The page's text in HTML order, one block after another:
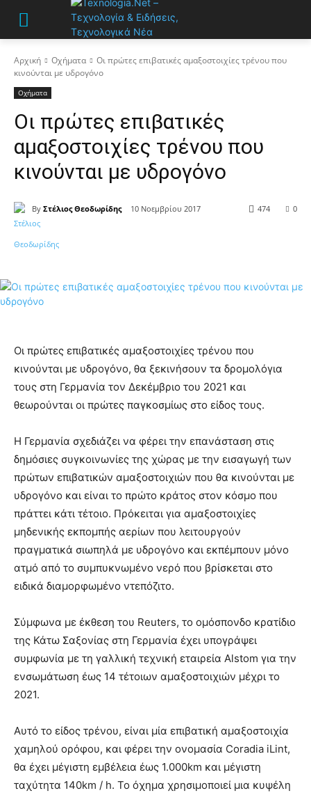
Αρχική Οχήματα
Οι πρώτες επιβατικές αμαξοστοιχίες τρένου που
κινούνται με υδρογόνο
Οχήματα
Οι πρώτες επιβατικές
αμαξοστοιχίες τρένου που
κινούνται με υδρογόνο
By Στέλιος Θεοδωρίδης 10 Νοεμβρίου 2017 0
474
Οι πρώτες επιβατικές αμαξοστοιχίες τρένου που
κινούνται με υδρογόνο, θα ξεκινήσουν τα δρομολόγια
τους στη Γερμανία τον Δεκέμβριο του 2021 και
θεωρούνται οι πρώτες παγκοσμίως στο είδος τους.
Η Γερμανία σχεδιάζει να φέρει την επανάσταση στις
δημόσιες συγκοινωνίες της χώρας με την εισαγωγή των
πρώτων επιβατικών αμαξοστοιχιών που θα κινούνται με
υδρογόνο και είναι το πρώτο κράτος στον κόσμο που
πράττει κάτι τέτοιο. Πρόκειται για αμαξοστοιχίες
μηδενικής εκπομπής αερίων που λειτουργούν
πραγματικά σιωπηλά με υδρογόνο και εκπέμπουν μόνο
ατμό από το συμπυκνωμένο νερό που βρίσκεται στο
ειδικά διαμορφωμένο ντεπόζιτο.
Σύμφωνα με έκθεση του Reuters, το ομόσπονδο κρατίδιο
της Κάτω Σαξονίας στη Γερμανία έχει υπογράψει
συμφωνία με τη γαλλική τεχνική εταιρεία Alstom για την
ενσωμάτωση έως 14 τέτοιων αμαξοστοιχιών μέχρι το
2021.
Αυτό το είδος τρένου, είναι μία επιβατική αμαξοστοιχία
χαμηλού ορόφου, και φέρει την ονομασία Coradia iLint,
θα έχει μέγιστη εμβέλεια έως 1.000km και μέγιστη
ταχύτητα 140km / h. Το όχημα χρησιμοποιεί μια κυψέλη